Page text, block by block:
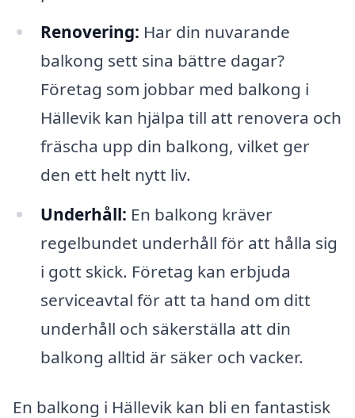
Renovering: Har din nuvarande
balkong sett sina bättre dagar?
Företag som jobbar med balkong i
Hällevik kan hjälpa till att renovera och
fräscha upp din balkong, vilket ger
den ett helt nytt liv.
Underhåll: En balkong kräver
regelbundet underhåll för att hålla sig
i gott skick. Företag kan erbjuda
serviceavtal för att ta hand om ditt
underhåll och säkerställa att din
balkong alltid är säker och vacker.
En balkong i Hällevik kan bli en fantastisk